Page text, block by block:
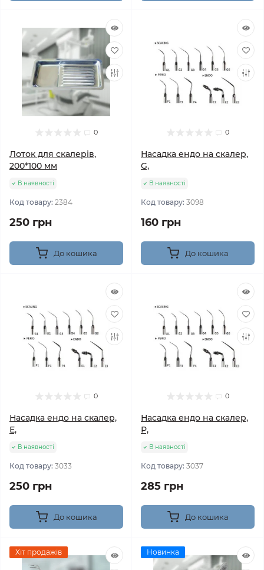
0
Лоток для скалерів,
200*100 мм
В наявності
Код товару: 2384
250 грн
До кошика
0
Насадка ендо на скалер,
G,
В наявності
Код товару: 3098
160 грн
До кошика
0
Насадка ендо на скалер,
Е,
В наявності
Код товару: 3033
250 грн
До кошика
0
Насадка ендо на скалер,
Р,
В наявності
Код товару: 3037
285 грн
До кошика
Хіт продажів Новинка